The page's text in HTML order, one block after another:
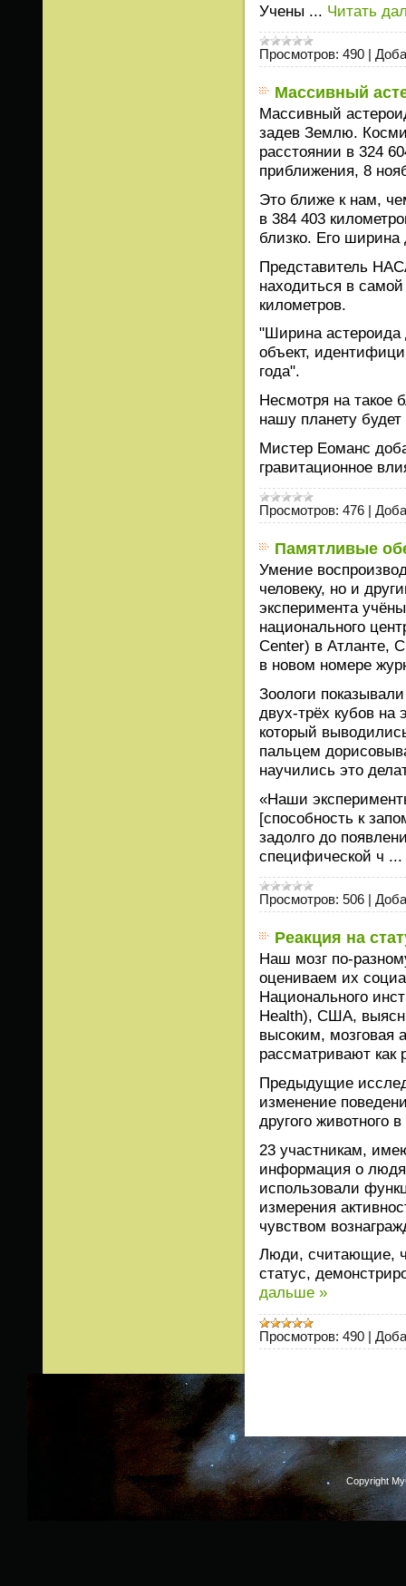
Учены ... Читать
Просмотров: 490 |
Массивный
Массивный
задев Землю.
расстоянии в 324
приближения, 8
Это ближе к нам,
в 384 403
близко. Его ширина
Представитель
находиться в
километров.
"Ширина астероида
объект,
года".
Несмотря на такое
нашу планету
Мистер Еоманс
гравитационное
Просмотров: 476 |
Памятливые
Умение
человеку, но и
эксперимента
национального
Center) в Атланте,
в новом номере
Зоологи
двух-трёх кубов на
который
пальцем
научились это
«Наши
[способность к
задолго до
специфической ч ...
Просмотров: 506 |
Реакция на
Наш мозг по-
оцениваем их
Национального
Health), США,
высоким, мозговая
рассматривают как
Предыдущие
изменение
другого животного в
23 участникам,
информация о
использовали
измерения
чувством
Люди, считающие,
статус,
дальше »
Просмотров: 490 |
Copyright